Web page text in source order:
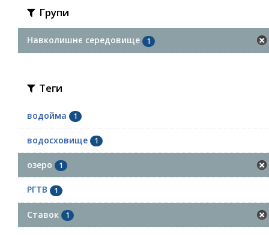
Групи
Навколишнє середовище 1
Теги
водойма 1
водосховище 1
озеро 1
РГТВ 1
Ставок 1